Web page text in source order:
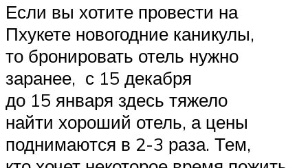
Если вы хотите провести на
Пхукете новогодние каникулы,
то бронировать отель нужно
заранее, с 15 декабря
до 15 января здесь тяжело
найти хороший отель, а цены
поднимаются в 2-3 раза. Тем,